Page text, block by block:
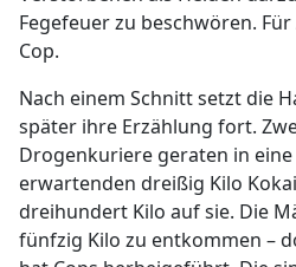
Fegefeuer zu beschwören.
Cop.
Nach einem Schnitt setzt die
später ihre Erzählung fort.
Drogenkuriere geraten in eine
erwartenden dreißig Kilo
dreihundert Kilo auf sie. Die
fünfzig Kilo zu entkommen –